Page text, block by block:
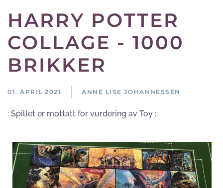
HARRY POTTER
COLLAGE - 1000
BRIKKER
01. APRIL 2021 ANNE LISE JOHANNESSEN
: Spillet er mottatt for vurdering av Toy :